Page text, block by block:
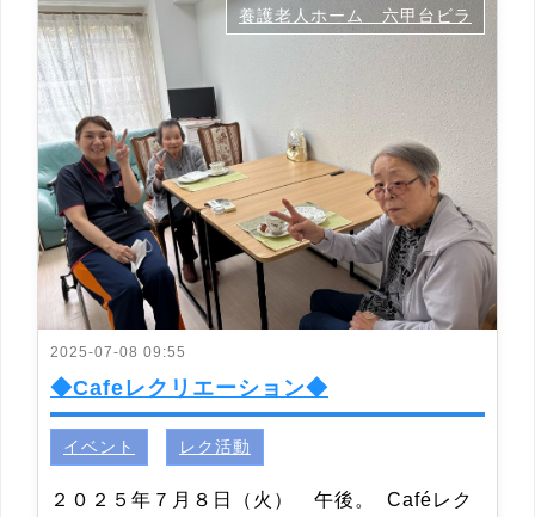
2025-07-08 09:55
◆Cafeレクリエーション◆
養護老人ホーム 六甲台ビラ
イベント レク活動
２０２５年７月８日（火） 午後。 Caféレク